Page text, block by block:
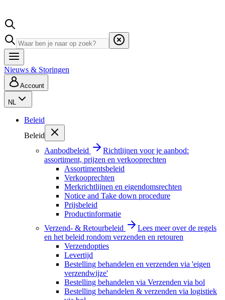
Nieuws & Storingen
Account
NL
Beleid
Beleid
Aanbodbeleid
Richtlijnen voor je aanbod:
assortiment, prijzen en verkooprechten
Assortimentsbeleid
Verkooprechten
Merkrichtlijnen en eigendomsrechten
Notice and Take down procedure
Prijsbeleid
Productinformatie
Verzend- & Retourbeleid
Lees meer over de regels
en het beleid rondom verzenden en retouren
Verzendopties
Levertijd
Bestelling behandelen en verzenden via 'eigen
verzendwijze'
Bestelling behandelen via Verzenden via bol
Bestelling behandelen & verzenden via logistiek